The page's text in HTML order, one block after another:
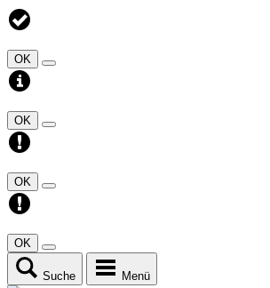
OK
OK
OK
OK
Suche Menü